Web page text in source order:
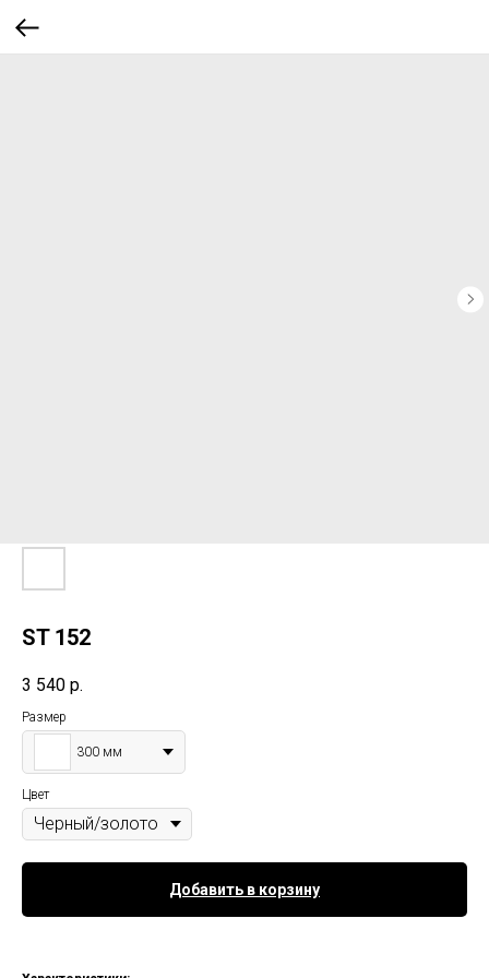
ST 152
3 540 р.
Размер
300 мм
Цвет
Добавить в корзину